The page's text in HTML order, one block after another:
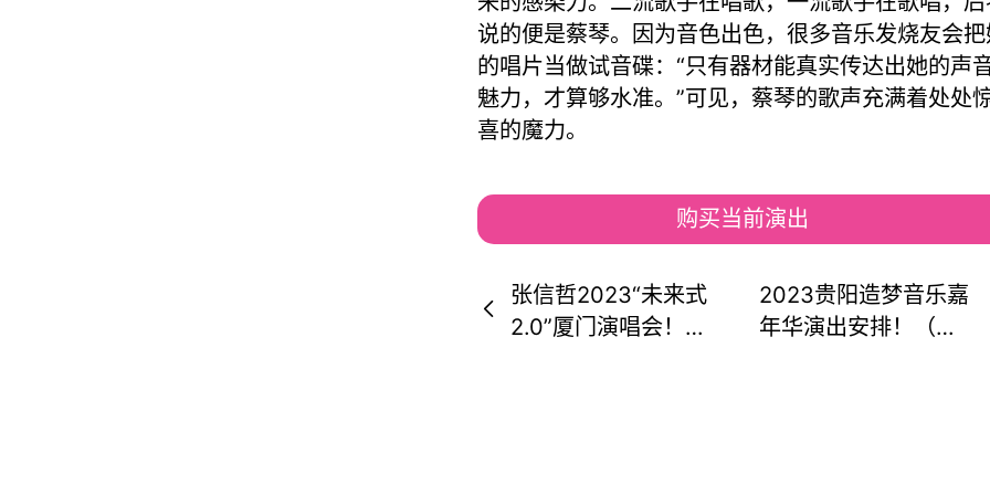
说的便是蔡琴。因为音色出色，很多音乐发烧友会
的唱片当做试音碟：“只有器材能真实传达出她的声
魅力，才算够水准。”可见，蔡琴的歌声充满着处处
喜的魔力。
购买当前演出
张信哲2023“未来式
2.0”厦门演唱会！有
2023贵阳造梦音乐嘉
年华演出安排！（时